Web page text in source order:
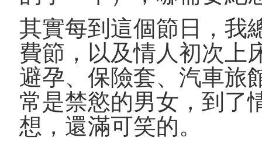
其實每到這個節日，我
費節，以及情人初次上
避孕、保險套、汽車旅
常是禁慾的男女，到了
想，還滿可笑的。